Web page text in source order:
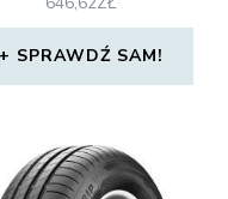
SPRAWDŹ SAM!